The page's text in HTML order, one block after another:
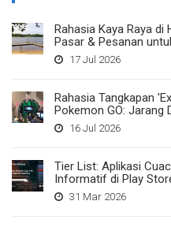
Rahasia Kaya Raya di
Pasar & Pesanan
17 Jul 2026
Rahasia Tangkapan
Pokemon GO: Jarang
16 Jul 2026
Tier List: Aplikasi
Informatif di Play
31 Mar 2026